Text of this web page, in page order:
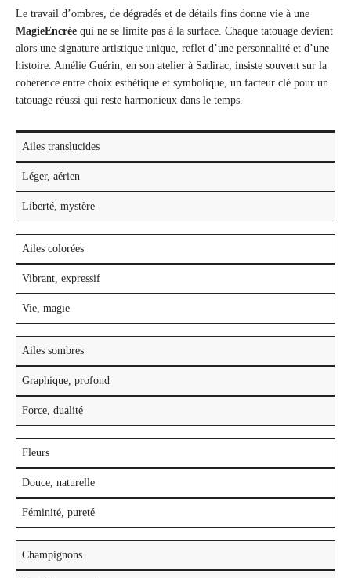
Le travail d’ombres, de dégradés et de détails fins donne vie à une
MagieEncrée qui ne se limite pas à la surface. Chaque tatouage devient
alors une signature artistique unique, reflet d’une personnalité et d’une
histoire. Amélie Guérin, en son atelier à Sadirac, insiste souvent sur la
cohérence entre choix esthétique et symbolique, un facteur clé pour un
tatouage réussi qui reste harmonieux dans le temps.
Ailes translucides
Léger, aérien
Liberté, mystère
Ailes colorées
Vibrant, expressif
Vie, magie
Ailes sombres
Graphique, profond
Force, dualité
Fleurs
Douce, naturelle
Féminité, pureté
Champignons